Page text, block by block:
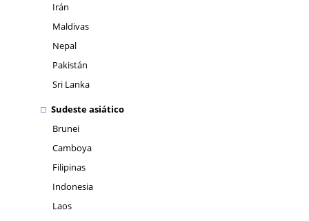
Irán
Maldivas
Nepal
Pakistán
Sri Lanka
Sudeste asiático
Brunei
Camboya
Filipinas
Indonesia
Laos